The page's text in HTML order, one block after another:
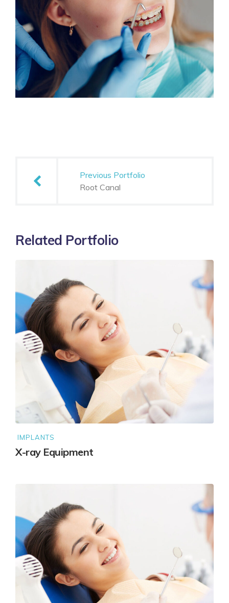
Previous Portfolio
Root Canal
Related Portfolio
IMPLANTS
X-ray Equipment